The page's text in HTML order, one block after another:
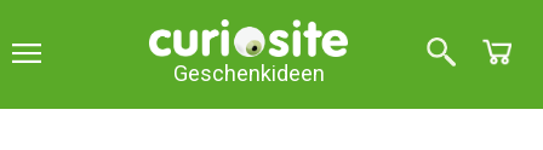
Geschenkideen